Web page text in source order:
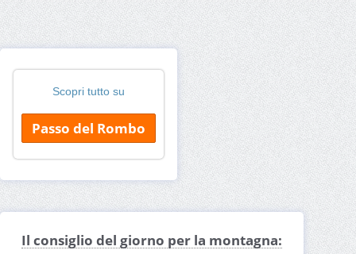
Scopri tutto su
Passo del Rombo
Il consiglio del giorno per la montagna: